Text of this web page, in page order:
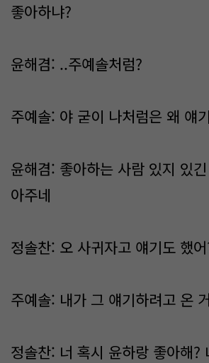
좋아하냐?
윤해겸: ..주예솔처럼?
주예솔: 야 굳이 나처럼은 왜 얘
윤해겸: 좋아하는 사람 있지 있
아주네
정솔찬: 오 사귀자고 얘기도 했
주예솔: 내가 그 얘기하려고 온
정솔찬: 너 혹시 윤하랑 좋아해?